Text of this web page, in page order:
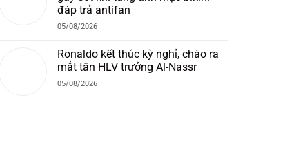
đáp trả antifan
05/08/2026
Ronaldo kết thúc kỳ nghỉ, chào ra
mắt tân HLV trưởng Al-Nassr
05/08/2026